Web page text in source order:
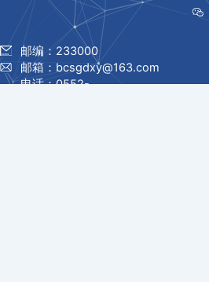
邮编：233000
邮箱：bcsgdxy@163.com
电话：0552-